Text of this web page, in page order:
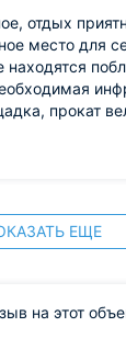
отдых
место для
прокат
с водой
ЕЩЕ
на этот